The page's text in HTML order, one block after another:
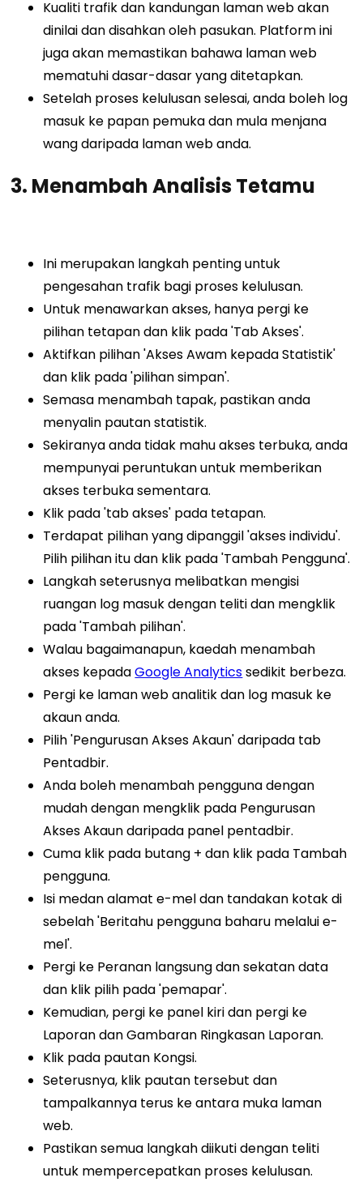
Kualiti trafik dan kandungan laman web akan
dinilai dan disahkan oleh pasukan. Platform ini
juga akan memastikan bahawa laman web
mematuhi dasar-dasar yang ditetapkan.
Setelah proses kelulusan selesai, anda boleh log
masuk ke papan pemuka dan mula menjana
wang daripada laman web anda.
3. Menambah Analisis Tetamu
Ini merupakan langkah penting untuk
pengesahan trafik bagi proses kelulusan.
Untuk menawarkan akses, hanya pergi ke
pilihan tetapan dan klik pada 'Tab Akses'.
Aktifkan pilihan 'Akses Awam kepada Statistik'
dan klik pada 'pilihan simpan'.
Semasa menambah tapak, pastikan anda
menyalin pautan statistik.
Sekiranya anda tidak mahu akses terbuka, anda
mempunyai peruntukan untuk memberikan
akses terbuka sementara.
Klik pada 'tab akses' pada tetapan.
Terdapat pilihan yang dipanggil 'akses individu'.
Pilih pilihan itu dan klik pada 'Tambah Pengguna'.
Langkah seterusnya melibatkan mengisi
ruangan log masuk dengan teliti dan mengklik
pada 'Tambah pilihan'.
Walau bagaimanapun, kaedah menambah
akses kepadaGoogle Analyticssedikit berbeza.
Pergi ke laman web analitik dan log masuk ke
akaun anda.
Pilih 'Pengurusan Akses Akaun' daripada tab
Pentadbir.
Anda boleh menambah pengguna dengan
mudah dengan mengklik pada Pengurusan
Akses Akaun daripada panel pentadbir.
Cuma klik pada butang + dan klik pada Tambah
pengguna.
Isi medan alamat e-mel dan tandakan kotak di
sebelah 'Beritahu pengguna baharu melalui e-
mel'.
Pergi ke Peranan langsung dan sekatan data
dan klik pilih pada 'pemapar'.
Kemudian, pergi ke panel kiri dan pergi ke
Laporan dan Gambaran Ringkasan Laporan.
Klik pada pautan Kongsi.
Seterusnya, klik pautan tersebut dan
tampalkannya terus ke antara muka laman
web.
Pastikan semua langkah diikuti dengan teliti
untuk mempercepatkan proses kelulusan.